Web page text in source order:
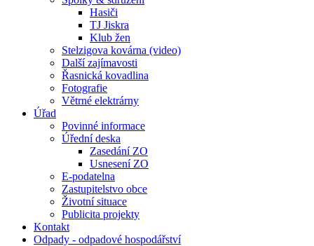
Hasiči
TJ Jiskra
Klub žen
Stelzigova kovárna (video)
Další zajímavosti
Řasnická kovadlina
Fotografie
Větrné elektrárny
Úřad
Povinné informace
Úřední deska
Zasedání ZO
Usnesení ZO
E-podatelna
Zastupitelstvo obce
Životní situace
Publicita projekty
Kontakt
Odpady - odpadové hospodářství